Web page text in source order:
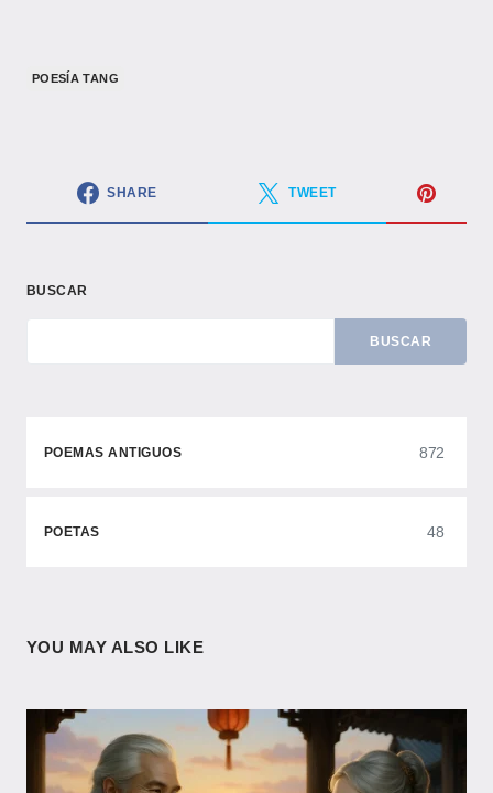
POESÍA TANG
SHARE TWEET
BUSCAR
BUSCAR
POEMAS ANTIGUOS 872
POETAS 48
YOU MAY ALSO LIKE